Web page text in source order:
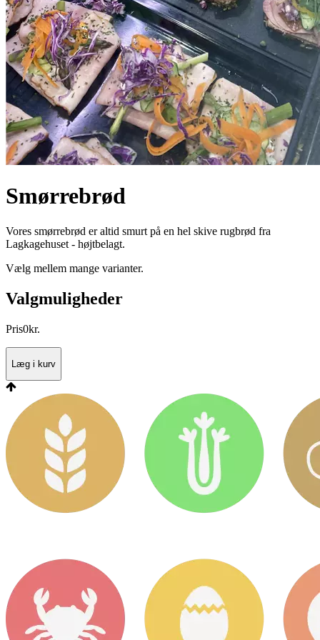
Smørrebrød
Vores smørrebrød er altid smurt på en hel skive rugbrød fra
Lagkagehuset - højtbelagt.
Vælg mellem mange varianter.
Valgmuligheder
Pris0kr.
Læg i kurv